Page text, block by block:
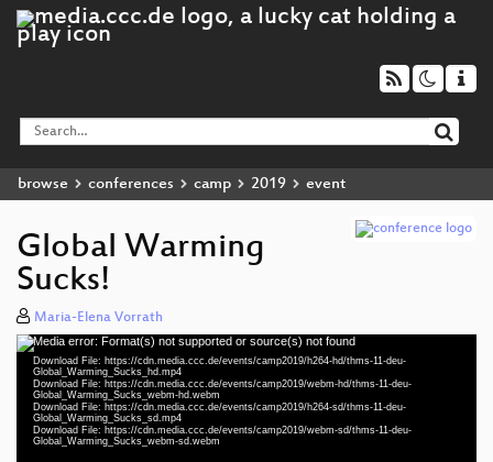
browse conferences camp 2019 event
Global Warming
Sucks!
Maria-Elena Vorrath
Video
Player
Media error: Format(s) not supported or source(s) not found
Download File: https://cdn.media.ccc.de/events/camp2019/h264-hd/thms-11-deu-
Global_Warming_Sucks_hd.mp4
Download File: https://cdn.media.ccc.de/events/camp2019/webm-hd/thms-11-deu-
Global_Warming_Sucks_webm-hd.webm
Download File: https://cdn.media.ccc.de/events/camp2019/h264-sd/thms-11-deu-
Global_Warming_Sucks_sd.mp4
Download File: https://cdn.media.ccc.de/events/camp2019/webm-sd/thms-11-deu-
Global_Warming_Sucks_webm-sd.webm